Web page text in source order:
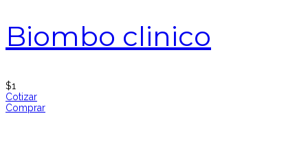
Biombo clinico
$1
Cotizar
Comprar